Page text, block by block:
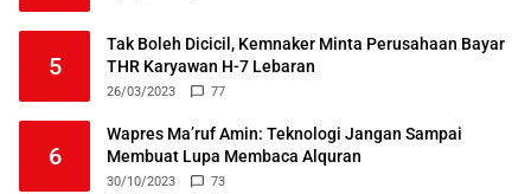
5
Tak Boleh Dicicil, Kemnaker Minta Perusahaan Bayar
THR Karyawan H-7 Lebaran
26/03/2023 77
6
Wapres Ma’ruf Amin: Teknologi Jangan Sampai
Membuat Lupa Membaca Alquran
30/10/2023 73